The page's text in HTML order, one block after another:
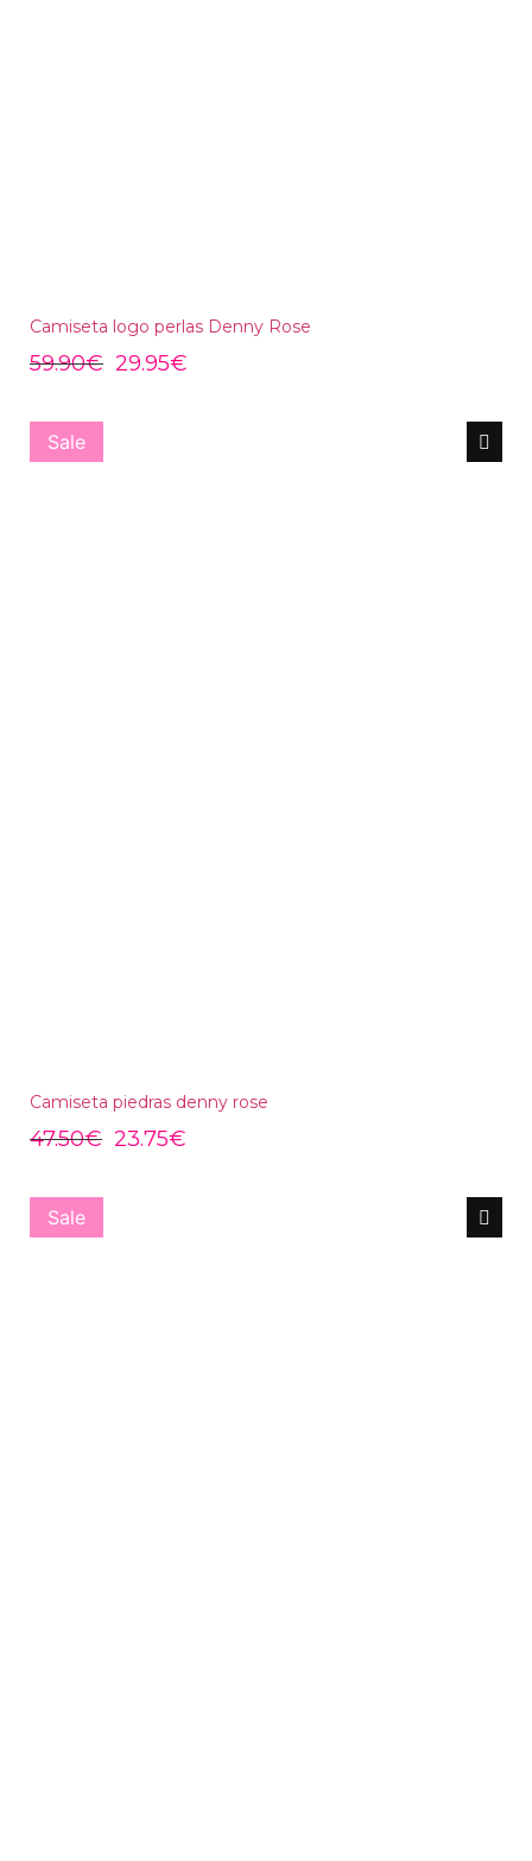
Camiseta logo perlas Denny Rose
59.90€ 29.95€
Sale
Camiseta piedras denny rose
47.50€ 23.75€
Sale